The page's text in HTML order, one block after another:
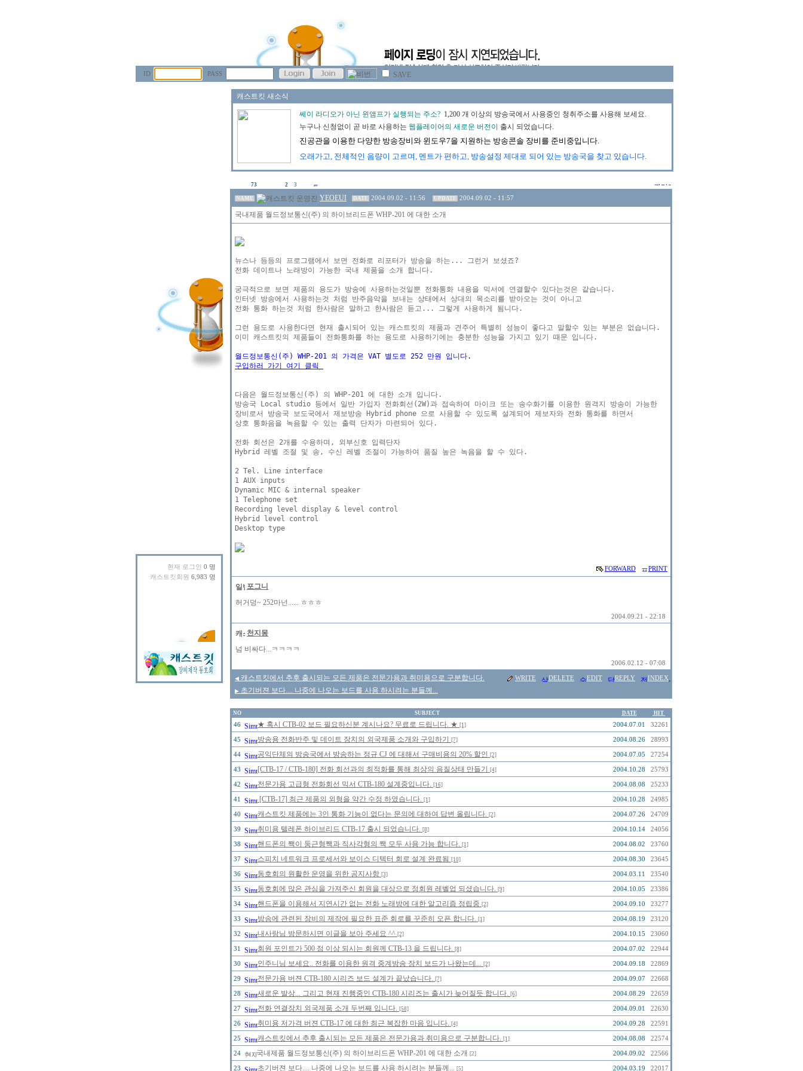
ID PASS SAVE
현재 로그인 0 명
캐스트킷회원 6,983 명
73 2 3
NAME YEOEUI DATE 2004.09.02 - 11:56 UPDATE 2004.09.02 - 11:57
국내제품 월드정보통신(주) 의 하이브리드폰 WHP-201 에 대한 소개
뉴스나 등등의 프로그램에서 보면 전화로 리포터가 방송을 하는... 그런거 보셨죠?
전화 데이트나 노래방이 가능한 국내 제품을 소개 합니다.
궁극적으로 보면 제품의 용도가 방송에 사용하는것일뿐 전화통화 내용을 믹서에 연결할수 있다는것은 같습니다.
인터넷 방송에서 사용하는것 처럼 반주음악을 보내는 상태에서 상대의 목소리를 받아오는 것이 아니고
전화 통화 하는것 처럼 한사람은 말하고 한사람은 듣고... 그렇게 사용하게 됨니다.
그런 용도로 사용한다면 현재 출시되어 있는 캐스트킷의 제품과 견주어 특별히 성능이 좋다고 말할수 있는 부분은 없습니다.
이미 캐스트킷의 제품들이 전화통화를 하는 용도로 사용하기에는 충분한 성능을 가지고 있기 때문 입니다.
월드정보통신(주) WHP-201 의 가격은 VAT 별도로 252 만원 입니다.
구입하러 가기 여기 클릭
다음은 월드정보통신(주) 의 WHP-201 에 대한 소개 입니다.
방송국 Local studio 등에서 일반 가입자 전화회선(2W)과 접속하여 마이크 또는 송수화기를 이용한 원격지 방송이 가능한
장비로서 방송국 보도국에서 제보방송 Hybrid phone 으로 사용할 수 있도록 설계되어 제보자와 전화 통화를 하면서
상호 통화음을 녹음할 수 있는 출력 단자가 마련되어 있다.
전화 회선은 2개를 수용하며, 외부신호 입력단자
Hybrid 레벨 조절 및 송, 수신 레벨 조절이 가능하여 품질 높은 녹음을 할 수 있다.
2 Tel. Line interface
1 AUX inputs
Dynamic MIC & internal speaker
1 Telephone set
Recording level display & level control
Hybrid level control
Desktop type
FORWARD PRINT
포그니
허거덩~ 252마넌...... ㅎㅎㅎ
2004.09.21 - 22:18
천지몽
넘 비싸다...ㅋㅋㅋㅋ
2006.02.12 - 07:08
◀ 캐스트킷에서 추후 출시되는 모든 제품은 전문가용과 취미용으로 구분합니다.
▶ 초기버젼 보다.... 나중에 나오는 보드를 사용 하시려는 분들께...
WRITE DELETE EDIT REPLY INDEX
NO SUBJECT DATE HIT
46 ★ 혹시 CTB-02 보드 필요하신분 계시나요? 무료로 드립니다. ★ [1] 2004.07.01 32261
45 방송용 전화반주 및 데이트 장치의 외국제품 소개와 구입하기 [7] 2004.08.26 28993
44 공익단체의 방송국에서 방송하는 정규 CJ 에 대해서 구매비용의 20% 할인 [2] 2004.07.05 27254
43 [CTB-17 / CTB-180] 전화 회선과의 최적화를 통해 최상의 음질상태 만들기 [4] 2004.10.28 25793
42 전문가용 고급형 전화회선 믹서 CTB-180 설계중입니다. [16] 2004.08.08 25233
41 [CTB-17] 최근 제품의 외형을 약간 수정 하였습니다. [1] 2004.10.28 24985
40 캐스트킷 제품에는 3인 통화 기능이 없다는 문의에 대하여 답변 올립니다. [2] 2004.07.26 24709
39 취미용 텔레폰 하이브리드 CTB-17 출시 되었습니다. [8] 2004.10.14 24056
38 핸드폰의 짹이 둥근형짹과 직사각형의 짹 모두 사용 가능 합니다. [1] 2004.08.02 23760
37 스피치 네트워크 프로세서와 보이스 디텍터 회로 설계 완료됨 [10] 2004.08.30 23645
36 동호회의 원활한 운영을 위한 공지사항 [3] 2004.03.11 23540
35 동호회에 많은 관심을 가져주신 회원을 대상으로 정회원 레벨업 되셨습니다. [9] 2004.10.05 23386
34 핸드폰을 이용해서 지연시간 없는 전화 노래방에 대한 알고리즘 정립중 [2] 2004.09.10 23277
33 방송에 관련된 장비의 제작에 필요한 표준 회로를 꾸준히 오픈 합니다. [1] 2004.08.19 23120
32 내사랑님 방문하시면 이글을 보아 주세요 ^^ [2] 2004.10.15 23060
31 회원 포인트가 500 점 이상 되시는 회원께 CTB-13 을 드립니다. [8] 2004.07.02 22944
30 인주니님 보세요.. 전화를 이용한 원격 중계방송 장치 보드가 나왔는데... [2] 2004.09.18 22869
29 전문가용 버젼 CTB-180 시리즈 보드 설계가 끝났습니다. [7] 2004.09.07 22668
28 새로운 발상... 그리고 현재 진행중인 CTB-180 시리즈는 출시가 늦어질듯 합니다. [6] 2004.08.29 22659
27 전화 연결장치 외국제품 소개 두번째 입니다. [58] 2004.09.01 22630
26 취미용 저가격 버젼 CTB-17 에 대한 최근 복잡한 마음 입니다. [4] 2004.09.28 22591
25 캐스트킷에서 추후 출시되는 모든 제품은 전문가용과 취미용으로 구분합니다. [1] 2004.08.08 22574
24 국내제품 월드정보통신(주) 의 하이브리드폰 WHP-201 에 대한 소개 [2] 2004.09.02 22566
23 초기버젼 보다.... 나중에 나오는 보드를 사용 하시려는 분들께... [5] 2004.03.19 22017